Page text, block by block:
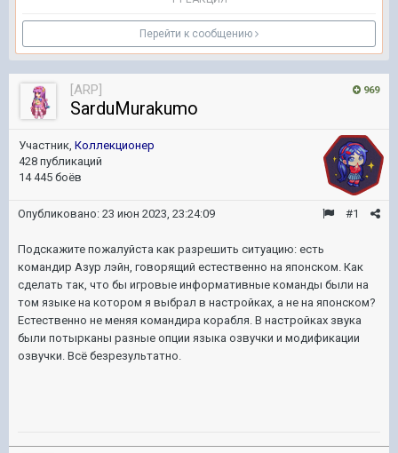
Перейти к сообщению
969
[ARP]
SarduMurakumo
Участник, Коллекционер
428 публикаций
14 445 боёв
#1
Опубликовано: 23 июн 2023, 23:24:09
Подскажите пожалуйста как разрешить ситуацию: есть
командир Азур лэйн, говорящий естественно на японском. Как
сделать так, что бы игровые информативные команды были на
том языке на котором я выбрал в настройках, а не на японском?
Естественно не меняя командира корабля. В настройках звука
были потырканы разные опции языка озвучки и модификации
озвучки. Всё безрезультатно.